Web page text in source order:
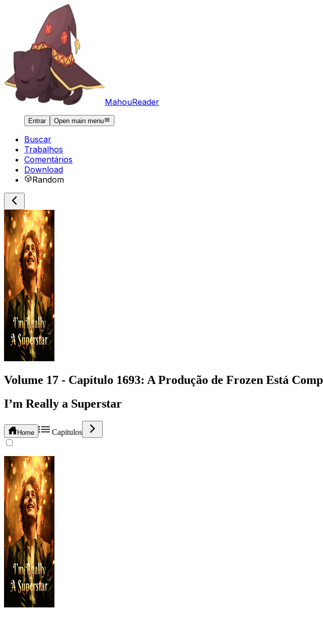
MahouReader
Entrar Open main menu
Buscar
Trabalhos
Comentários
Download
Random
Volume 17 - Capítulo 1693: A Produção de Frozen Está
I’m Really a Superstar
Home Capitulos